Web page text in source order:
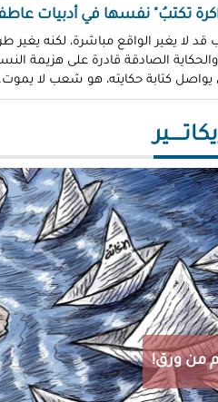
تكتبُ" نفسها في أدبيات
قد لا يغير الواقع مباشرة، لكنه يغير
والحكاية الصادقة قادرة على هزيمة
يواصل كتابة حكايته، هو شعب لا يموت.
من ورق!